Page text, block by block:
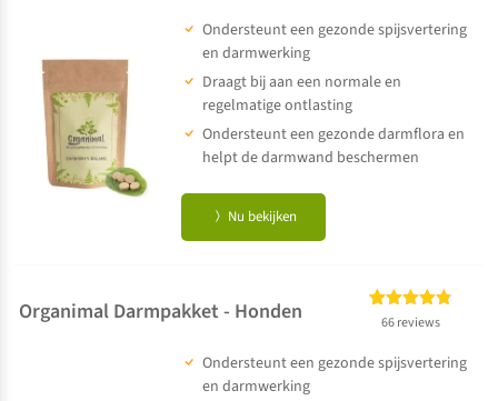
gebaseerd
Ondersteunt een gezonde spijsvertering
en darmwerking
Draagt bij aan een normale en
regelmatige ontlasting
Ondersteunt een gezonde darmflora en
helpt de darmwand beschermen
Nu bekijken
Organimal Darmpakket - Honden
Gewaardeerd
gebaseerd
6666 reviews
Ondersteunt een gezonde spijsvertering
en darmwerking